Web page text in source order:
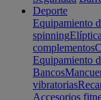
Deporte
Equipamiento
spinning
complementos
Equipamiento
Bancos
vibratorias
Accesorios